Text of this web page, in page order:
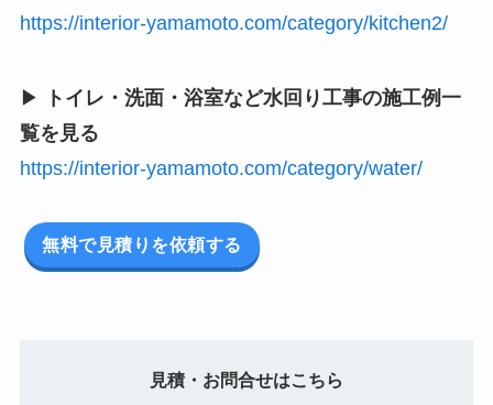
https://interior-yamamoto.com/category/kitchen2/
▶
トイレ・洗面・浴室など水回り工事の施工例一
覧を見る
https://interior-yamamoto.com/category/water/
無料で見積りを依頼する
見積・お問合せはこちら